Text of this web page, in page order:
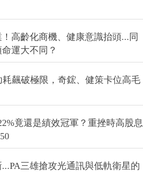
高齡化商機、健康意識抬頭...同
運大不同？
飆破極限，奇鋐、健策卡位高毛
竟還是績效冠軍？重挫時高股息
三雄搶攻光通訊與低軌衛星的